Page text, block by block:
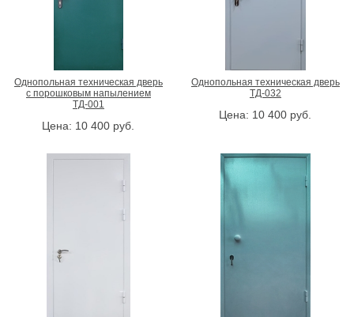
Однопольная техническая дверь
с порошковым напылением
ТД-001
Цена: 10 400 руб.
Однопольная техническая дверь
ТД-032
Цена: 10 400 руб.